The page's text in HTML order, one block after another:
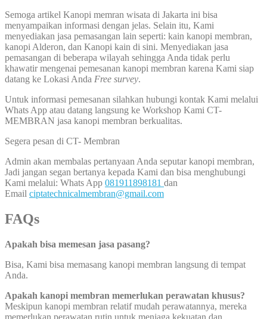
Semoga artikel Kanopi memran wisata di Jakarta ini bisa
menyampaikan informasi dengan jelas. Selain itu, Kami
menyediakan jasa pemasangan lain seperti: kain kanopi membran,
kanopi Alderon, dan Kanopi kain di sini. Menyediakan jasa
pemasangan di beberapa wilayah sehingga Anda tidak perlu
khawatir mengenai pemesanan kanopi membran karena Kami siap
datang ke Lokasi Anda Free survey.
Untuk informasi pemesanan silahkan hubungi kontak Kami melalui
Whats App atau datang langsung ke Workshop Kami CT-
MEMBRAN jasa kanopi membran berkualitas.
Segera pesan di CT- Membran
Admin akan membalas pertanyaan Anda seputar kanopi membran,
Jadi jangan segan bertanya kepada Kami dan bisa menghubungi
Kami melalui: Whats App 081911898181 dan
Email ciptatechnicalmembran@gmail.com
FAQs
Apakah bisa memesan jasa pasang?
Bisa, Kami bisa memasang kanopi membran langsung di tempat
Anda.
Apakah kanopi membran memerlukan perawatan khusus?
Meskipun kanopi membran relatif mudah perawatannya, mereka
memerlukan perawatan rutin untuk menjaga kekuatan dan